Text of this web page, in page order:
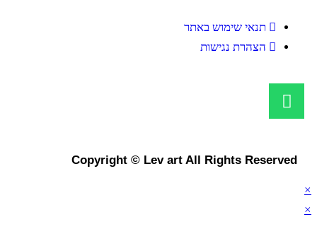
תנאי שימוש באתר
הצהרת נגישות
Copyright © Lev art All Rights